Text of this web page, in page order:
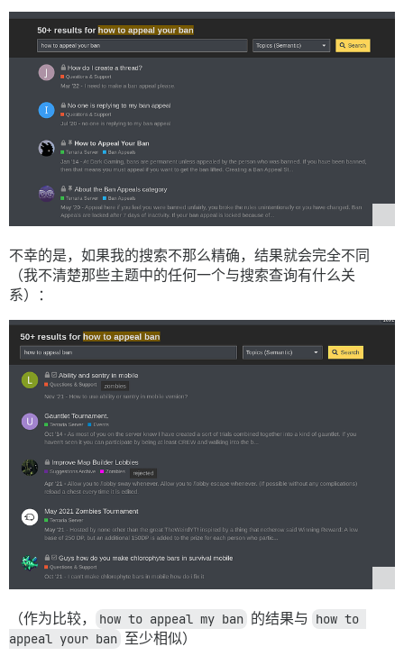
不幸的是，如果我的搜索不那么精确，结果就会完全不同
（我不清楚那些主题中的任何一个与搜索查询有什么关
系）：
（作为比较， how to appeal my ban 的结果与 how to
appeal your ban 至少相似）